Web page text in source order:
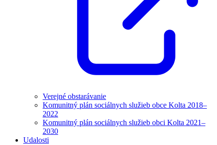
Verejné obstarávanie
Komunitný plán sociálnych služieb obce Kolta 2018–
2022
Komunitný plán sociálnych služieb obci Kolta 2021–
2030
Udalosti